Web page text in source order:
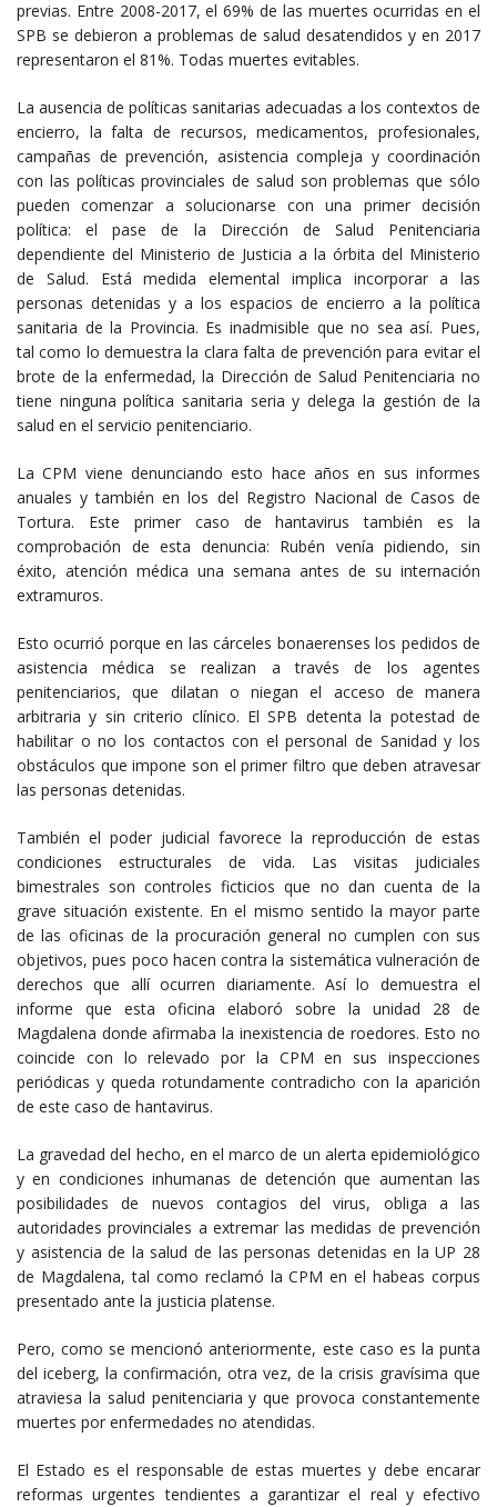
previas. Entre 2008-2017, el 69% de las muertes ocurridas en el
SPB se debieron a problemas de salud desatendidos y en 2017
representaron el 81%. Todas muertes evitables.
La ausencia de políticas sanitarias adecuadas a los contextos de
encierro, la falta de recursos, medicamentos, profesionales,
campañas de prevención, asistencia compleja y coordinación
con las políticas provinciales de salud son problemas que sólo
pueden comenzar a solucionarse con una primer decisión
política: el pase de la Dirección de Salud Penitenciaria
dependiente del Ministerio de Justicia a la órbita del Ministerio
de Salud. Está medida elemental implica incorporar a las
personas detenidas y a los espacios de encierro a la política
sanitaria de la Provincia. Es inadmisible que no sea así. Pues,
tal como lo demuestra la clara falta de prevención para evitar el
brote de la enfermedad, la Dirección de Salud Penitenciaria no
tiene ninguna política sanitaria seria y delega la gestión de la
salud en el servicio penitenciario.
La CPM viene denunciando esto hace años en sus informes
anuales y también en los del Registro Nacional de Casos de
Tortura. Este primer caso de hantavirus también es la
comprobación de esta denuncia: Rubén venía pidiendo, sin
éxito, atención médica una semana antes de su internación
extramuros.
Esto ocurrió porque en las cárceles bonaerenses los pedidos de
asistencia médica se realizan a través de los agentes
penitenciarios, que dilatan o niegan el acceso de manera
arbitraria y sin criterio clínico. El SPB detenta la potestad de
habilitar o no los contactos con el personal de Sanidad y los
obstáculos que impone son el primer filtro que deben atravesar
las personas detenidas.
También el poder judicial favorece la reproducción de estas
condiciones estructurales de vida. Las visitas judiciales
bimestrales son controles ficticios que no dan cuenta de la
grave situación existente. En el mismo sentido la mayor parte
de las oficinas de la procuración general no cumplen con sus
objetivos, pues poco hacen contra la sistemática vulneración de
derechos que allí ocurren diariamente. Así lo demuestra el
informe que esta oficina elaboró sobre la unidad 28 de
Magdalena donde afirmaba la inexistencia de roedores. Esto no
coincide con lo relevado por la CPM en sus inspecciones
periódicas y queda rotundamente contradicho con la aparición
de este caso de hantavirus.
La gravedad del hecho, en el marco de un alerta epidemiológico
y en condiciones inhumanas de detención que aumentan las
posibilidades de nuevos contagios del virus, obliga a las
autoridades provinciales a extremar las medidas de prevención
y asistencia de la salud de las personas detenidas en la UP 28
de Magdalena, tal como reclamó la CPM en el habeas corpus
presentado ante la justicia platense.
Pero, como se mencionó anteriormente, este caso es la punta
del iceberg, la confirmación, otra vez, de la crisis gravísima que
atraviesa la salud penitenciaria y que provoca constantemente
muertes por enfermedades no atendidas.
El Estado es el responsable de estas muertes y debe encarar
reformas urgentes tendientes a garantizar el real y efectivo